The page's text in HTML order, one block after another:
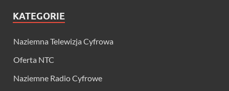
KATEGORIE
Naziemna Telewizja Cyfrowa
Oferta NTC
Naziemne Radio Cyfrowe